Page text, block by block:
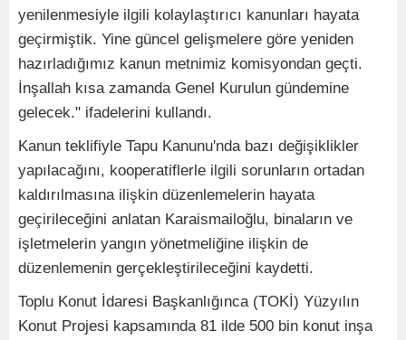
yenilenmesiyle ilgili kolaylaştırıcı kanunları hayata
geçirmiştik. Yine güncel gelişmelere göre yeniden
hazırladığımız kanun metnimiz komisyondan geçti.
İnşallah kısa zamanda Genel Kurulun gündemine
gelecek." ifadelerini kullandı.
Kanun teklifiyle Tapu Kanunu'nda bazı değişiklikler
yapılacağını, kooperatiflerle ilgili sorunların ortadan
kaldırılmasına ilişkin düzenlemelerin hayata
geçirileceğini anlatan Karaismailoğlu, binaların ve
işletmelerin yangın yönetmeliğine ilişkin de
düzenlemenin gerçekleştirileceğini kaydetti.
Toplu Konut İdaresi Başkanlığınca (TOKİ) Yüzyılın
Konut Projesi kapsamında 81 ilde 500 bin konut inşa